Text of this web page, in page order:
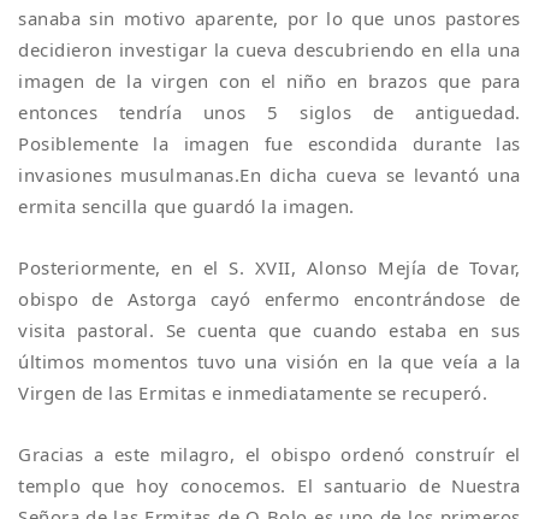
sanaba sin motivo aparente, por lo que unos pastores
decidieron investigar la cueva descubriendo en ella una
imagen de la virgen con el niño en brazos que para
entonces tendría unos 5 siglos de antiguedad.
Posiblemente la imagen fue escondida durante las
invasiones musulmanas.En dicha cueva se levantó una
ermita sencilla que guardó la imagen.
Posteriormente, en el S. XVII, Alonso Mejía de Tovar,
obispo de Astorga cayó enfermo encontrándose de
visita pastoral. Se cuenta que cuando estaba en sus
últimos momentos tuvo una visión en la que veía a la
Virgen de las Ermitas e inmediatamente se recuperó.
Gracias a este milagro, el obispo ordenó construír el
templo que hoy conocemos. El santuario de Nuestra